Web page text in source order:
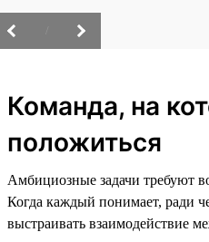
Команда, на
положиться
Амбициозные задачи требуют
Когда каждый понимает, ради
выстраивать взаимодействие